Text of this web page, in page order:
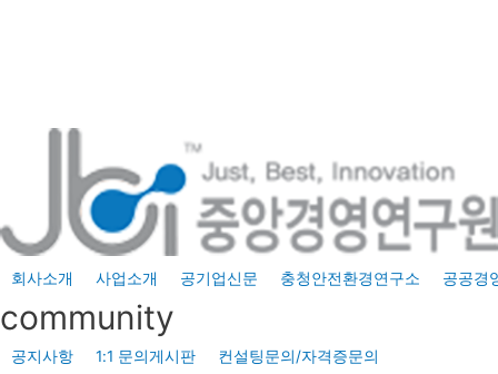
회사소개 사업소개 공기업신문 충청안전환경연구소 공공경
community
공지사항 1:1 문의게시판 컨설팅문의/자격증문의